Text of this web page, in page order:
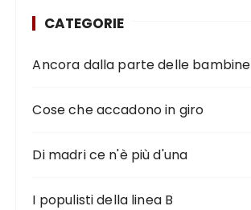
CATEGORIE
Ancora dalla parte delle bambine
Cose che accadono in giro
Di madri ce n'è più d'una
I populisti della linea B